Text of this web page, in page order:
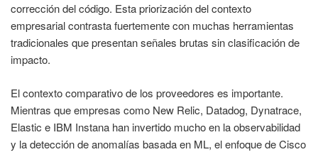
corrección del código. Esta priorización del contexto
empresarial contrasta fuertemente con muchas herramientas
tradicionales que presentan señales brutas sin clasificación de
impacto.
El contexto comparativo de los proveedores es importante.
Mientras que empresas como New Relic, Datadog, Dynatrace,
Elastic e IBM Instana han invertido mucho en la observabilidad
y la detección de anomalías basada en ML, el enfoque de Cisco